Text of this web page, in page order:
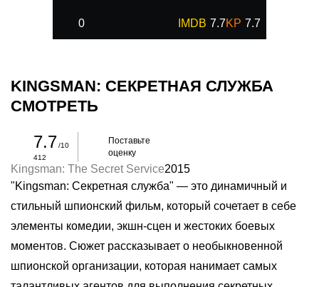
0 7.7 7.7
KINGSMAN: СЕКРЕТНАЯ СЛУЖБА
СМОТРЕТЬ
7.7/10
412
Поставьте
оценку
Kingsman: The Secret Service2015
"Kingsman: Секретная служба" — это динамичный и
стильный шпионский фильм, который сочетает в себе
элементы комедии, экшн-сцен и жестоких боевых
моментов. Сюжет рассказывает о необыкновенной
шпионской организации, которая нанимает самых